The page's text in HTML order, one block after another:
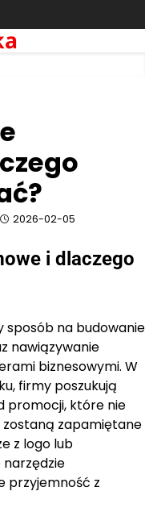
2026-02-05
i dlaczego
sposób na budowanie
nawiązywanie
biznesowymi. W
firmy poszukują
promocji, które nie
zapamiętane
z logo lub
przyjemność z